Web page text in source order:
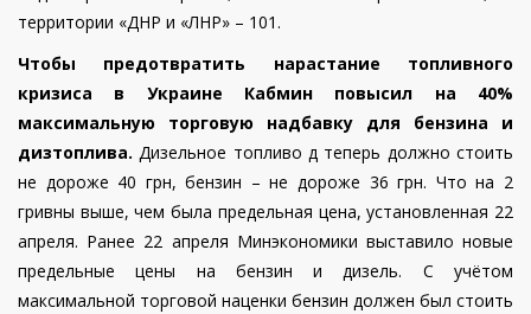
территории «ДНР и «ЛНР» – 101.
Чтобы предотвратить нарастание топливного
кризиса в Украине Кабмин повысил на 40%
максимальную торговую надбавку для бензина и
дизтоплива.Дизельное топливо д теперь должно стоить
не дороже 40 грн, бензин – не дороже 36 грн. Что на 2
гривны выше, чем была предельная цена, установленная 22
апреля. Ранее 22 апреля Минэкономики выставило новые
предельные цены на бензин и дизель. С учётом
максимальной торговой наценки бензин должен был стоить